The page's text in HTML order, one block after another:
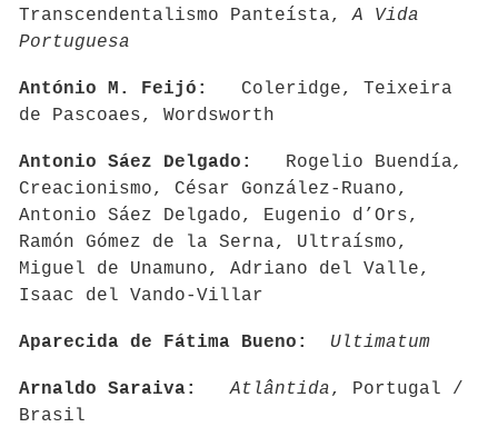
Transcendentalismo Panteísta,A Vida
Portuguesa
António M. Feijó: Coleridge, Teixeira
de Pascoaes, Wordsworth
Antonio Sáez Delgado: Rogelio Buendía,
Creacionismo, César González-Ruano,
Antonio Sáez Delgado, Eugenio d’Ors,
Ramón Gómez de la Serna, Ultraísmo,
Miguel de Unamuno, Adriano del Valle,
Isaac del Vando-Villar
Aparecida de Fátima Bueno: Ultimatum
Arnaldo Saraiva:Atlântida, Portugal /
Brasil